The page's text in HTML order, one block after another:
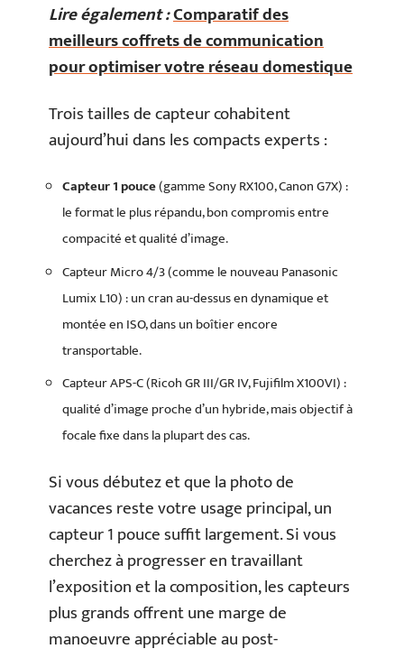
Lire également :Comparatif des
meilleurs coffrets de communication
pour optimiser votre réseau domestique
Trois tailles de capteur cohabitent
aujourd’hui dans les compacts experts :
Capteur 1 pouce(gamme Sony RX100, Canon G7X) :
le format le plus répandu, bon compromis entre
compacité et qualité d’image.
Capteur Micro 4/3 (comme le nouveau Panasonic
Lumix L10) : un cran au-dessus en dynamique et
montée en ISO, dans un boîtier encore
transportable.
Capteur APS-C (Ricoh GR III/GR IV, Fujifilm X100VI) :
qualité d’image proche d’un hybride, mais objectif à
focale fixe dans la plupart des cas.
Si vous débutez et que la photo de
vacances reste votre usage principal, un
capteur 1 pouce suffit largement. Si vous
cherchez à progresser en travaillant
l’exposition et la composition, les capteurs
plus grands offrent une marge de
manoeuvre appréciable au post-